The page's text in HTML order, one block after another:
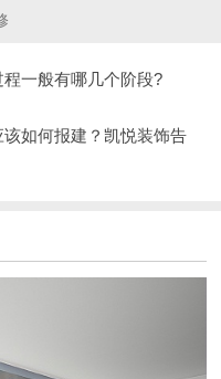
一般有哪几个阶段?
如何报建？凯悦装饰告